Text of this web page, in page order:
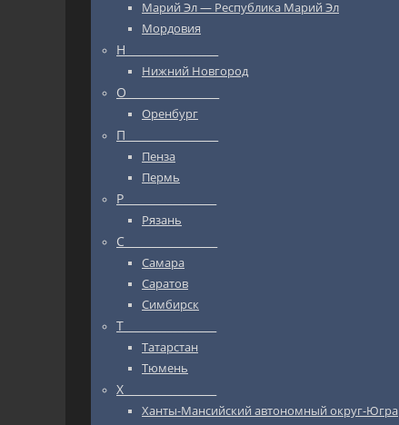
Марий Эл — Республика Марий Эл
Мордовия
Н_________________
Нижний Новгород
О_________________
Оренбург
П_________________
Пенза
Пермь
Р_________________
Рязань
С_________________
Самара
Саратов
Симбирск
Т_________________
Татарстан
Тюмень
Х_________________
Ханты-Мансийский автономный округ-Югра